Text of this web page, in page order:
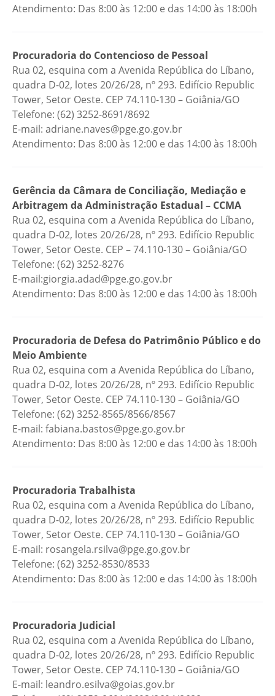
Atendimento: Das 8:00 às 12:00 e das 14:00 às 18:00h
Procuradoria do Contencioso de Pessoal
Rua 02, esquina com a Avenida República do Líbano,
quadra D-02, lotes 20/26/28, nº 293. Edifício Republic
Tower, Setor Oeste. CEP 74.110-130 – Goiânia/GO
Telefone: (62) 3252-8691/8692
E-mail: adriane.naves@pge.go.gov.br
Atendimento: Das 8:00 às 12:00 e das 14:00 às 18:00h
Gerência da Câmara de Conciliação, Mediação e
Arbitragem da Administração Estadual – CCMA
Rua 02, esquina com a Avenida República do Líbano,
quadra D-02, lotes 20/26/28, nº 293. Edifício Republic
Tower, Setor Oeste. CEP – 74.110-130 – Goiânia/GO
Telefone: (62) 3252-8276
E-mail:giorgia.adad@pge.go.gov.br
Atendimento: Das 8:00 às 12:00 e das 14:00 às 18:00h
Procuradoria de Defesa do Patrimônio Público e do
Meio Ambiente
Rua 02, esquina com a Avenida República do Líbano,
quadra D-02, lotes 20/26/28, nº 293. Edifício Republic
Tower, Setor Oeste. CEP 74.110-130 – Goiânia/GO
Telefone: (62) 3252-8565/8566/8567
E-mail: fabiana.bastos@pge.go.gov.br
Atendimento: Das 8:00 às 12:00 e das 14:00 às 18:00h
Procuradoria Trabalhista
Rua 02, esquina com a Avenida República do Líbano,
quadra D-02, lotes 20/26/28, nº 293. Edifício Republic
Tower, Setor Oeste. CEP 74.110-130 – Goiânia/GO
E-mail: rosangela.rsilva@pge.go.gov.br
Telefone: (62) 3252-8530/8533
Atendimento: Das 8:00 às 12:00 e das 14:00 às 18:00h
Procuradoria Judicial
Rua 02, esquina com a Avenida República do Líbano,
quadra D-02, lotes 20/26/28, nº 293. Edifício Republic
Tower, Setor Oeste. CEP 74.110-130 – Goiânia/GO
E-mail: leandro.esilva@goias.gov.br